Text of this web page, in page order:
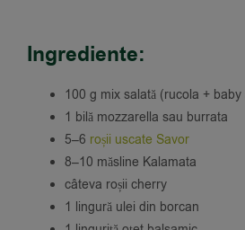
Ingrediente:
100 g mix salată (rucola +
1 bilă mozzarella sau burrata
5–6 roșii uscate Savor
8–10 măsline Kalamata
câteva roșii cherry
1 lingură ulei din borcan